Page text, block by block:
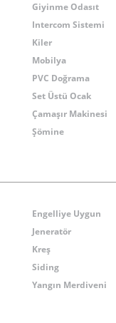
Giyinme Odasıt
Intercom Sistemi
Kiler
Mobilya
PVC Doğrama
Set Üstü Ocak
Çamaşır Makinesi
Şömine
Engelliye Uygun
Jeneratör
Kreş
Siding
Yangın Merdiveni